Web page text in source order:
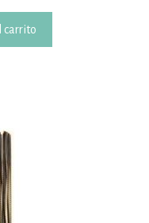
carrito